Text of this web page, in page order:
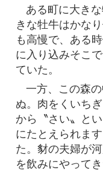
ある町に大き
きな牡牛はかな
も高慢で、ある
に入り込みそこ
ていた。
一方、この森
ぬ。肉をくいち
から〝さい〟と
にたとえられま
た。豺の夫婦が
を飲みにやってき